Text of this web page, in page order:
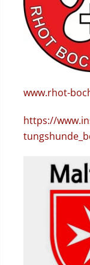
www.rhot-
https://